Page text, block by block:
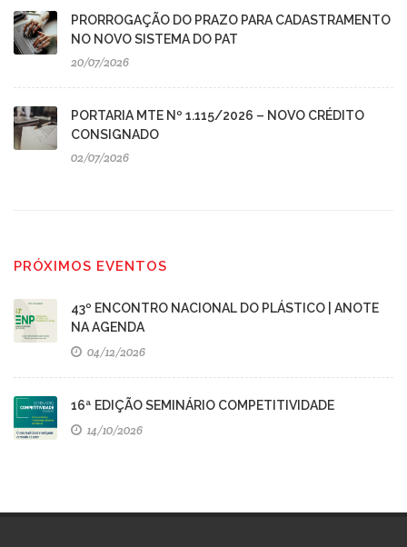
PRORROGAÇÃO DO PRAZO PARA CADASTRAMENTO
NO NOVO SISTEMA DO PAT
20/07/2026
PORTARIA MTE Nº 1.115/2026 – NOVO CRÉDITO
CONSIGNADO
02/07/2026
PRÓXIMOS EVENTOS
43º ENCONTRO NACIONAL DO PLÁSTICO | ANOTE
NA AGENDA
04/12/2026
16ª EDIÇÃO SEMINÁRIO COMPETITIVIDADE
14/10/2026